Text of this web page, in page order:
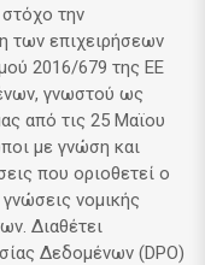
την
των επιχειρήσεων
2016/679 της ΕΕ
γνωστού ως
από τις 25 Μαϊου
με γνώση και
που οριοθετεί ο
νομικής
Διαθέτει
Δεδομένων (DPO)